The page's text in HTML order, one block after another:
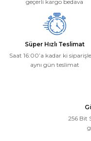
geçerli kargo bedava
Süper Hızlı Teslimat
Saat 16:00’a kadar ki
aynı gün teslimat
256 Bit